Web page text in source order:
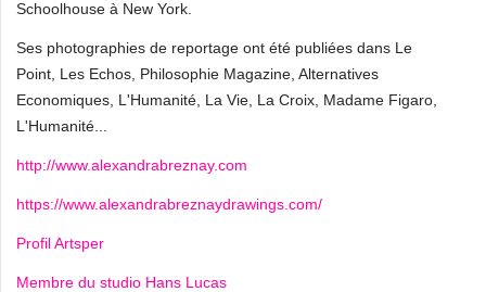
Schoolhouse à New York.
Ses photographies de reportage ont été publiées dans Le
Point, Les Echos, Philosophie Magazine, Alternatives
Economiques, L'Humanité, La Vie, La Croix, Madame Figaro,
L'Humanité...
http://www.alexandrabreznay.com
https://www.alexandrabreznaydrawings.com/
Profil Artsper
Membre du studio Hans Lucas